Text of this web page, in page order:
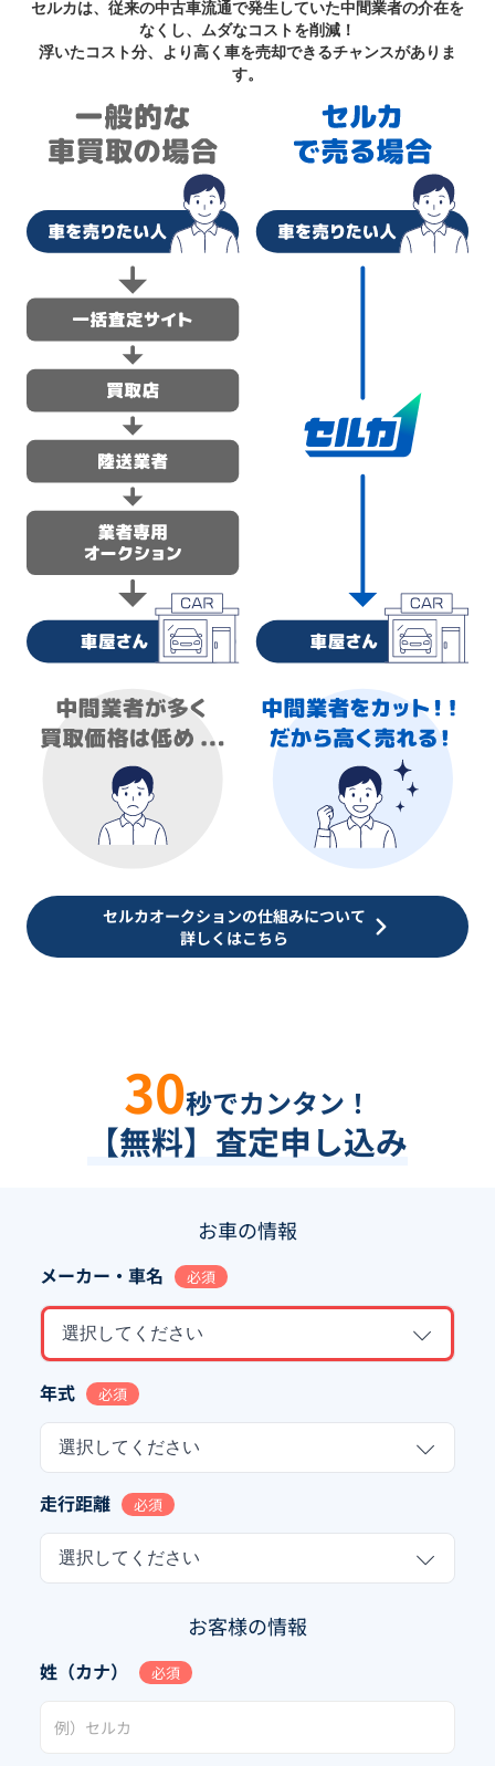
セルカは、従来の中古車流通で発生していた中間業者の介在を
なくし、ムダなコストを削減！
浮いたコスト分、より高く車を売却できるチャンスがありま
す。
セルカオークションの仕組みについて
詳しくはこちら
30秒でカンタン！
【無料】査定申し込み
お車の情報
メーカー・車名 必須
選択してください
年式 必須
選択してください
走行距離 必須
選択してください
お客様の情報
姓（カナ） 必須